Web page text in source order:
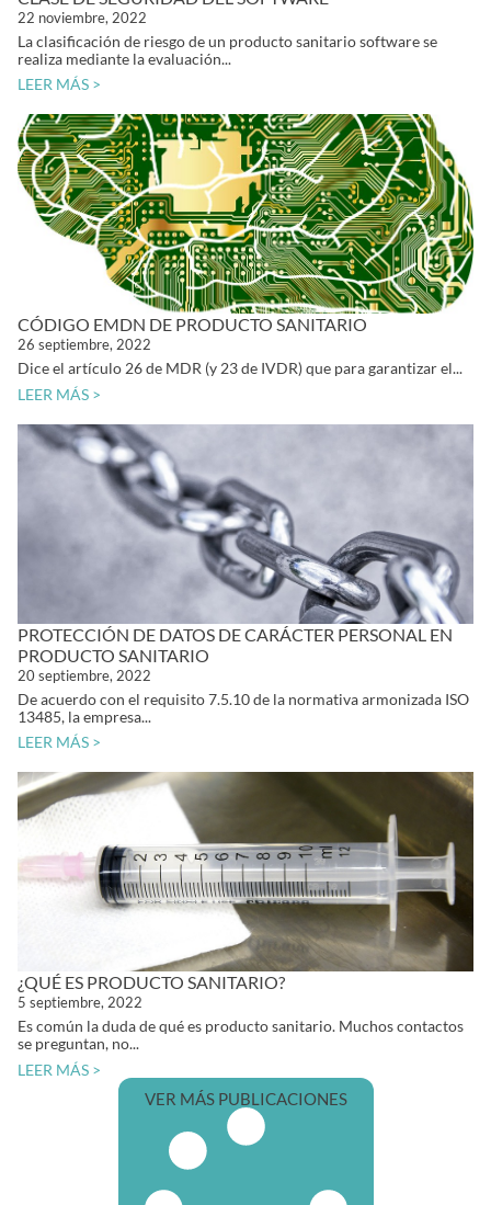
22 noviembre, 2022
La clasificación de riesgo de un producto sanitario software se
realiza mediante la evaluación...
LEER MÁS >
CÓDIGO EMDN DE PRODUCTO SANITARIO
26 septiembre, 2022
Dice el artículo 26 de MDR (y 23 de IVDR) que para garantizar el...
LEER MÁS >
PROTECCIÓN DE DATOS DE CARÁCTER PERSONAL EN
PRODUCTO SANITARIO
20 septiembre, 2022
De acuerdo con el requisito 7.5.10 de la normativa armonizada ISO
13485, la empresa...
LEER MÁS >
¿QUÉ ES PRODUCTO SANITARIO?
5 septiembre, 2022
Es común la duda de qué es producto sanitario. Muchos contactos
se preguntan, no...
LEER MÁS >
VER MÁS PUBLICACIONES